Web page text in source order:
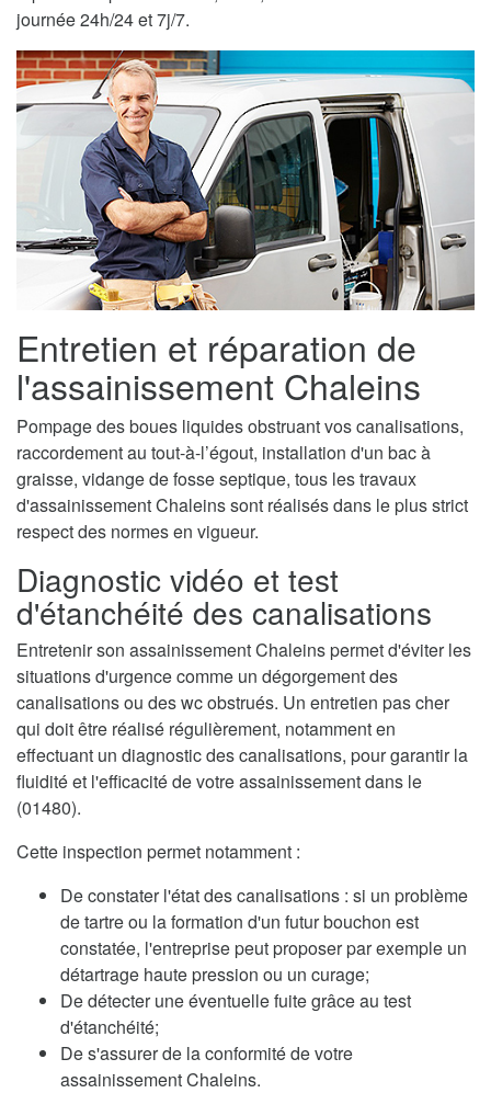
journée 24h/24 et 7j/7.
Entretien et réparation de
l'assainissement Chaleins
Pompage des boues liquides obstruant vos canalisations,
raccordement au tout-à-l’égout, installation d'un bac à
graisse, vidange de fosse septique, tous les travaux
d'assainissement Chaleins sont réalisés dans le plus strict
respect des normes en vigueur.
Diagnostic vidéo et test
d'étanchéité des canalisations
Entretenir son assainissement Chaleins permet d'éviter les
situations d'urgence comme un dégorgement des
canalisations ou des wc obstrués. Un entretien pas cher
qui doit être réalisé régulièrement, notamment en
effectuant un diagnostic des canalisations, pour garantir la
fluidité et l'efficacité de votre assainissement dans le
(01480).
Cette inspection permet notamment :
De constater l'état des canalisations : si un problème
de tartre ou la formation d'un futur bouchon est
constatée, l'entreprise peut proposer par exemple un
détartrage haute pression ou un curage;
De détecter une éventuelle fuite grâce au test
d'étanchéité;
De s'assurer de la conformité de votre
assainissement Chaleins.